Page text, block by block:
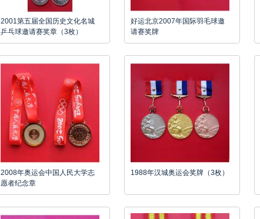
2001第五届全国历史文化名城
乒乓球邀请赛奖章（3枚）
好运北京2007年国际羽毛球邀
请赛奖牌
2008年奥运会中国人民大学志
愿者纪念章
1988年汉城奥运会奖牌（3枚）